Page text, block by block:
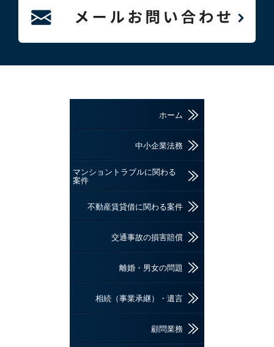
ホーム
中小企業法務
マンショントラブルに関わる
案件
不動産賃貸借に関わる案件
交通事故の損害賠償
離婚・男女の問題
相続（事業承継）・遺言
顧問業務